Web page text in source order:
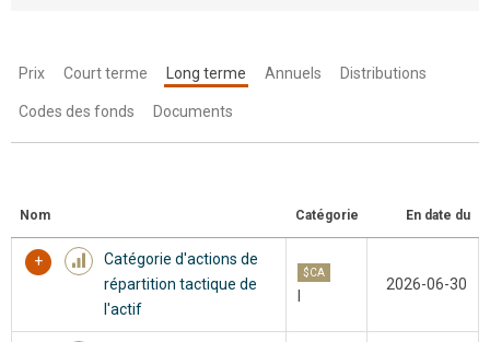
Prix Court terme Long terme Annuels Distributions
Codes des fonds Documents
Nom Catégorie En date du
Catégorie d'actions de
répartition tactique de
l'actif
$CA
2026-06-30